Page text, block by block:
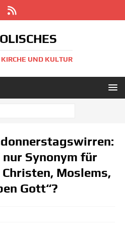
UND KULTUR
nur Synonym für
Moslems,
Gott“?